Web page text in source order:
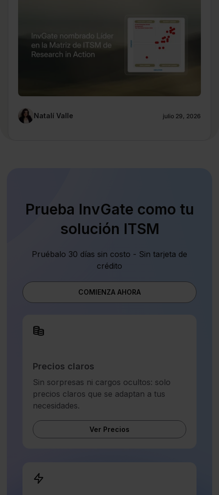
Natalí Valle julio 29, 2026
Prueba InvGate como tu
solución ITSM
Pruébalo 30 días sin costo - Sin tarjeta de
crédito
COMIENZA AHORA
Precios claros
Sin sorpresas ni cargos ocultos: solo
precios claros que se adaptan a tus
necesidades.
Ver Precios